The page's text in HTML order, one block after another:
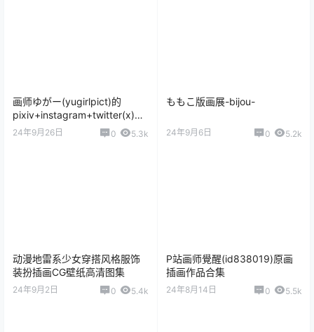
画师ゆがー(yugirlpict)的
pixiv+instagram+twitter(x)图
片包
24年9月26日 0 5.3k
ももこ版画展-bijou-
24年9月6日 0 5.2k
动漫地雷系少女穿搭风格服饰
装扮插画CG壁纸高清图集
24年9月2日 0 5.4k
P站画师覺醒(id838019)原画
插画作品合集
24年8月14日 0 5.5k